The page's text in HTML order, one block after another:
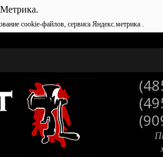
cookie-файлов, сервиса Яндекс.метрика .